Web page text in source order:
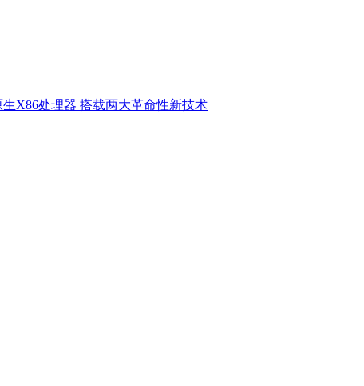
X86处理器 搭载两大革命性新技术